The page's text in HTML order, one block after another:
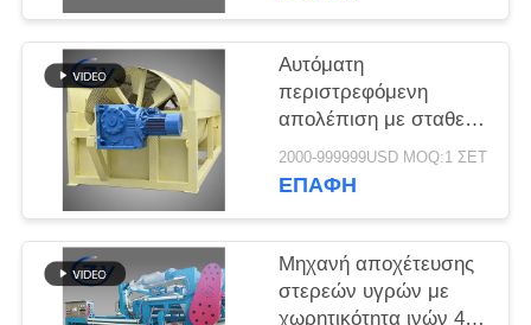
κασσάβης
Αυτόματη
περιστρεφόμενη
απολέπιση με σταθερή
απόδοση για την
παραγωγή άμυλου
2000-999999USD MOQ:1 ΣΕΤ
ΕΠΑΦΉ
Μηχανή αποχέτευσης
στερεών υγρών με
χωρητικότητα ινών 4 τ/